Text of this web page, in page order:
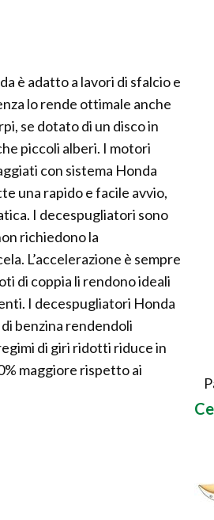
è adatto a lavori di sfalcio e
lo rende ottimale anche
se dotato di un disco in
piccoli alberi. I motori
con sistema Honda
una rapido e facile avvio,
I decespugliatori sono
richiedono la
L’accelerazione è sempre
di coppia li rendono ideali
I decespugliatori Honda
benzina rendendoli
di giri ridotti riduce in
maggiore rispetto ai